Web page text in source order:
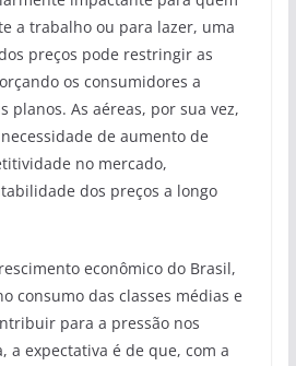
a trabalho ou para lazer, uma
preços pode restringir as
os consumidores a
planos. As aéreas, por sua vez,
de aumento de
no mercado,
dos preços a longo
econômico do Brasil,
consumo das classes médias e
para a pressão nos
a expectativa é de que, com a